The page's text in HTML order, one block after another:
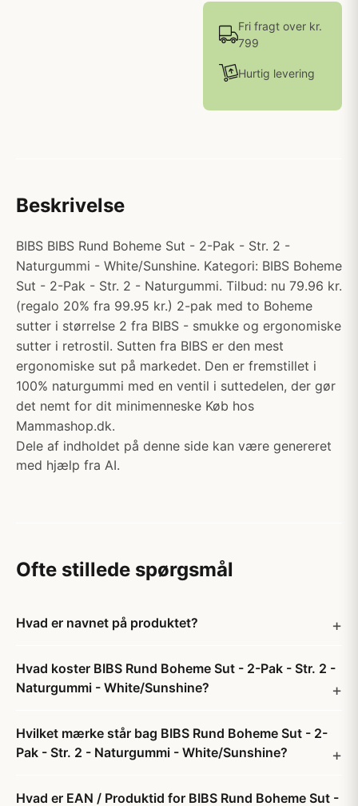
Fri fragt over kr.
799
Hurtig levering
Beskrivelse
BIBS BIBS Rund Boheme Sut - 2-Pak - Str. 2 -
Naturgummi - White/Sunshine. Kategori: BIBS Boheme
Sut - 2-Pak - Str. 2 - Naturgummi. Tilbud: nu 79.96 kr.
(regalo 20% fra 99.95 kr.) 2-pak med to Boheme
sutter i størrelse 2 fra BIBS - smukke og ergonomiske
sutter i retrostil. Sutten fra BIBS er den mest
ergonomiske sut på markedet. Den er fremstillet i
100% naturgummi med en ventil i suttedelen, der gør
det nemt for dit minimenneske Køb hos
Mammashop.dk.
Dele af indholdet på denne side kan være genereret
med hjælp fra AI.
Ofte stillede spørgsmål
Hvad er navnet på produktet?
Hvad koster BIBS Rund Boheme Sut - 2-Pak - Str. 2 -
Naturgummi - White/Sunshine?
Hvilket mærke står bag BIBS Rund Boheme Sut - 2-
Pak - Str. 2 - Naturgummi - White/Sunshine?
Hvad er EAN / Produktid for BIBS Rund Boheme Sut -